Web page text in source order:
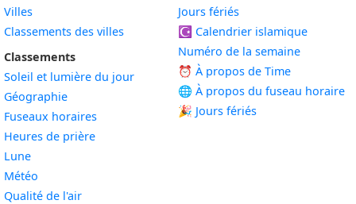
Villes
Classements des villes
Classements
Soleil et lumière du jour
Géographie
Fuseaux horaires
Heures de prière
Lune
Météo
Qualité de l'air
Jours fériés
☪️ Calendrier islamique
Numéro de la semaine
⏰ À propos de Time
🌐 À propos du fuseau horaire
🎉 Jours fériés